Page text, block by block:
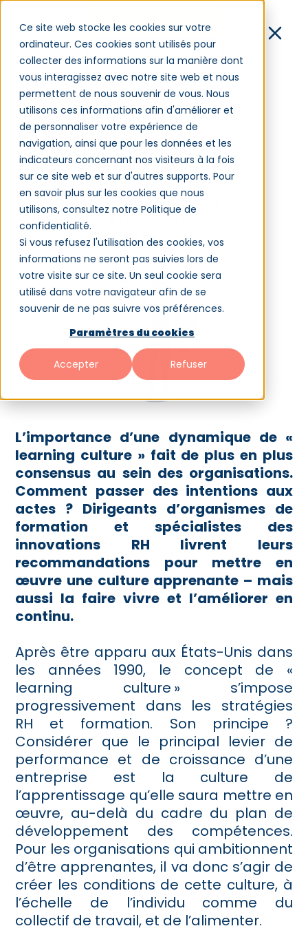
Ce site web stocke les cookies sur votre
ordinateur. Ces cookies sont utilisés pour
collecter des informations sur la manière dont
vous interagissez avec notre site web et nous
permettent de nous souvenir de vous. Nous
utilisons ces informations afin d'améliorer et
de personnaliser votre expérience de
navigation, ainsi que pour les données et les
indicateurs concernant nos visiteurs à la fois
sur ce site web et sur d'autres supports. Pour
en savoir plus sur les cookies que nous
utilisons, consultez notre Politique de
confidentialité.
Si vous refusez l'utilisation des cookies, vos
informations ne seront pas suivies lors de
votre visite sur ce site. Un seul cookie sera
utilisé dans votre navigateur afin de se
souvenir de ne pas suivre vos préférences.
Paramètres du cookies
Accepter Refuser
Contact
Connexion
Logiciel
Clients
Blog
Qui sommes-nous ?
Partenaires
Tarifs
Culture apprenante : les
conseils des experts
Gestion des compétences – GPEC –
07/11/2023
L’importance d’une dynamique de «
learning culture » fait de plus en plus
consensus au sein des organisations.
Comment passer des intentions aux
actes ? Dirigeants d’organismes de
formation et spécialistes des
innovations RH livrent leurs
recommandations pour mettre en
œuvre une culture apprenante – mais
aussi la faire vivre et l’améliorer en
continu.
Après être apparu aux États-Unis dans
les années 1990, le concept de «
learning culture » s’impose
progressivement dans les stratégies
RH et formation. Son principe ?
Considérer que le principal levier de
performance et de croissance d’une
entreprise est la culture de
l’apprentissage qu’elle saura mettre en
œuvre, au-delà du cadre du plan de
développement des compétences.
Pour les organisations qui ambitionnent
d’être apprenantes, il va donc s’agir de
créer les conditions de cette culture, à
l’échelle de l’individu comme du
collectif de travail, et de l’alimenter.